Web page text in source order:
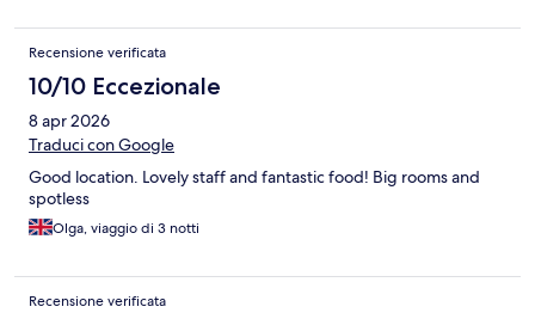
Recensione verificata
10/10 Eccezionale
8 apr 2026
Traduci con Google
Good location. Lovely staff and fantastic food! Big rooms and
spotless
Olga, viaggio di 3 notti
Recensione verificata